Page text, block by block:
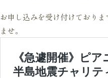
お申し込みを受け付けており
ませ。